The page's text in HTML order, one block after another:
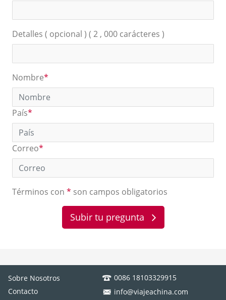
Detalles ( opcional ) ( 2 , 000 carácteres )
Nombre*
País*
Correo*
Términos con * son campos obligatorios
Sobre Nosotros
Contacto
0086 18103329915
info@viajeachina.com